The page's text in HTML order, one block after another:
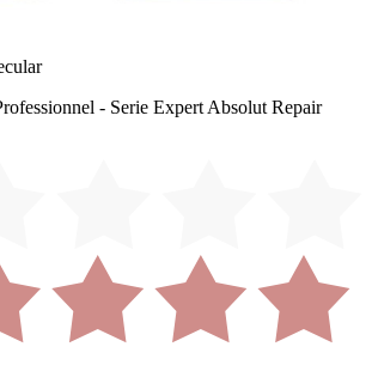
- Serie Expert Absolut Repair